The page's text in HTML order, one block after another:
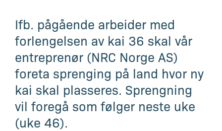
Ifb. pågående arbeider med
forlengelsen av kai 36 skal vår
entreprenør (NRC Norge AS)
foreta sprenging på land hvor ny
kai skal plasseres. Sprengning
vil foregå som følger neste uke
(uke 46).